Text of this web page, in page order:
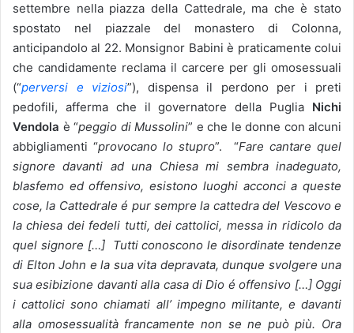
settembre nella piazza della Cattedrale, ma che è stato
spostato nel piazzale del monastero di Colonna,
anticipandolo al 22. Monsignor Babini è praticamente colui
che candidamente reclama il carcere per gli omosessuali
(“perversi e viziosi”), dispensa il perdono per i preti
pedofili, afferma che il governatore della Puglia Nichi
Vendola è “peggio di Mussolini” e che le donne con alcuni
abbigliamenti “provocano lo stupro”. “Fare cantare quel
signore davanti ad una Chiesa mi sembra inadeguato,
blasfemo ed offensivo, esistono luoghi acconci a queste
cose, la Cattedrale é pur sempre la cattedra del Vescovo e
la chiesa dei fedeli tutti, dei cattolici, messa in ridicolo da
quel signore […] Tutti conoscono le disordinate tendenze
di Elton John e la sua vita depravata, dunque svolgere una
sua esibizione davanti alla casa di Dio é offensivo […] Oggi
i cattolici sono chiamati all’ impegno militante, e davanti
alla omosessualità francamente non se ne può più. Ora